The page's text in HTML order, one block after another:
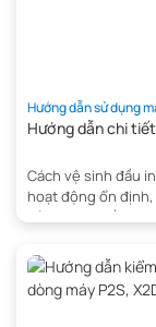
Hướng dẫn sử dụng
Hướng dẫn chi
Cách vệ sinh đầu
hoạt động ổn
bản in. Bài viết